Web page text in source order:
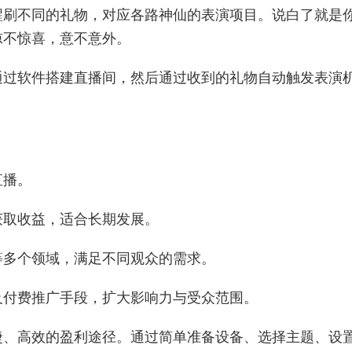
不同的礼物，对应各路神仙的表演项目。说白了就是
惊喜，意不意外。
软件搭建直播间，然后通过收到的礼物自动触发表演
。
收益，适合长期发展。
个领域，满足不同观众的需求。
费推广手段，扩大影响力与受众范围。
高效的盈利途径。通过简单准备设备、选择主题、设